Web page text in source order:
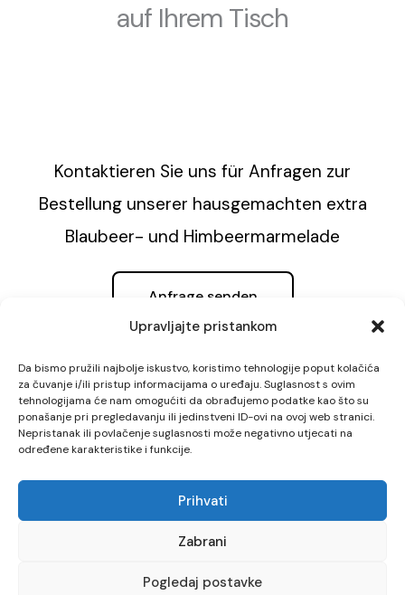
Upravljajte pristankom
Da bismo pružili najbolje iskustvo, koristimo tehnologije poput kolačića
za čuvanje i/ili pristup informacijama o uređaju. Suglasnost s ovim
tehnologijama će nam omogućiti da obrađujemo podatke kao što su
ponašanje pri pregledavanju ili jedinstveni ID-ovi na ovoj web stranici.
Nepristanak ili povlačenje suglasnosti može negativno utjecati na
određene karakteristike i funkcije.
Prihvati
Zabrani
Pogledaj postavke
auf Ihrem Tisch
Kontaktieren Sie uns für Anfragen zur
Bestellung unserer hausgemachten extra
Blaubeer- und Himbeermarmelade
Anfrage senden
© 2026 Pansion Bijela Ruža
Datenschutzrichtlinie
Cookie-Richtlinie